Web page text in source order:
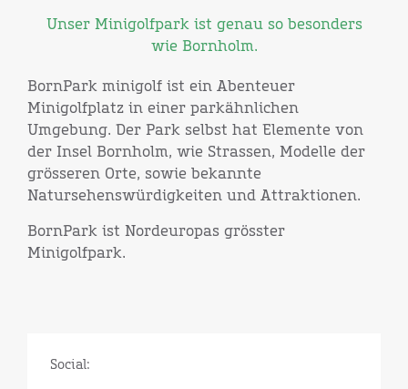
Unser Minigolfpark ist genau so besonders
wie Bornholm.
BornPark minigolf ist ein Abenteuer
Minigolfplatz in einer parkähnlichen
Umgebung. Der Park selbst hat Elemente von
der Insel Bornholm, wie Strassen, Modelle der
grösseren Orte, sowie bekannte
Natursehenswürdigkeiten und Attraktionen.
BornPark ist Nordeuropas grösster
Minigolfpark.
Social: